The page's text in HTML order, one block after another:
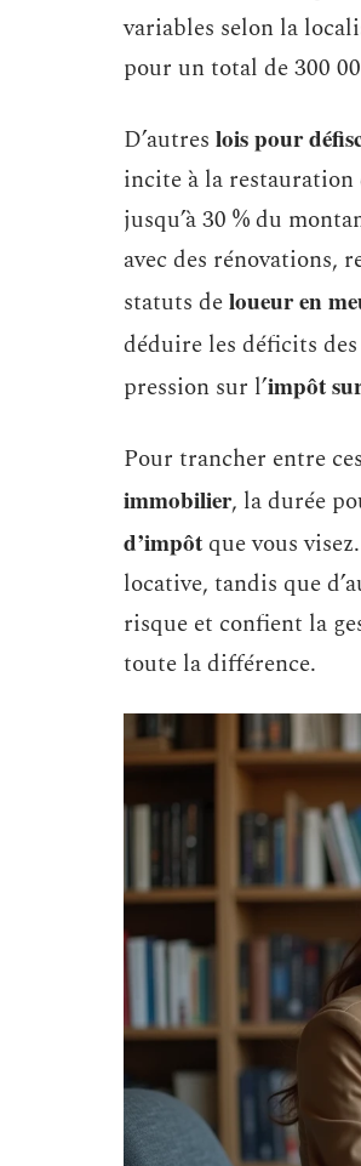
variables selon la
pour un total de 300
D’autres lois pour
incite à la restauration
jusqu’à 30 % du
avec des rénovations,
statuts deloueur en
déduire les déficits des
pression sur l’impôt
Pour trancher entre
immobilier, la durée
d’impôt que vous
locative, tandis que
risque et confient la
toute la différence.